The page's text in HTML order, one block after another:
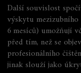
Další souvislost
výskytu
6 mesíců) umožňují
před tím, než se
profesionálního
jinak slouží jako